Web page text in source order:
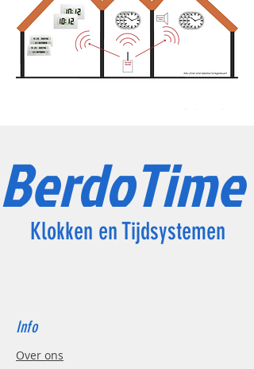
Klokken en Tijdsystemen
BerdoTime
Info
Over ons